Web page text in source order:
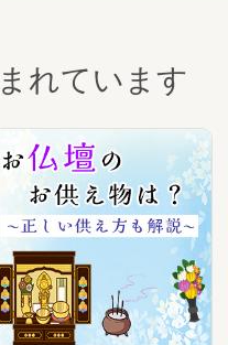
れています